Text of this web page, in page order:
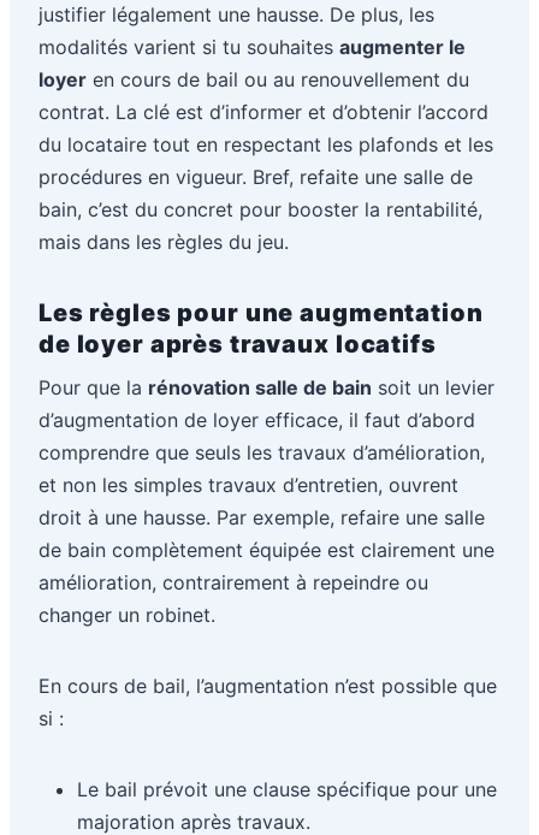
justifier légalement une hausse. De plus, les
modalités varient si tu souhaites augmenter le
loyer en cours de bail ou au renouvellement du
contrat. La clé est d’informer et d’obtenir l’accord
du locataire tout en respectant les plafonds et les
procédures en vigueur. Bref, refaite une salle de
bain, c’est du concret pour booster la rentabilité,
mais dans les règles du jeu.
Les règles pour une augmentation
de loyer après travaux locatifs
Pour que la rénovation salle de bain soit un levier
d’augmentation de loyer efficace, il faut d’abord
comprendre que seuls les travaux d’amélioration,
et non les simples travaux d’entretien, ouvrent
droit à une hausse. Par exemple, refaire une salle
de bain complètement équipée est clairement une
amélioration, contrairement à repeindre ou
changer un robinet.
En cours de bail, l’augmentation n’est possible que
si :
Le bail prévoit une clause spécifique pour une
majoration après travaux.